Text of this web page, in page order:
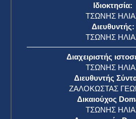
Ιδιοκτησία:
ΤΣΩΝΗΣ
Διευθυντής:
ΤΣΩΝΗΣ
Διαχειριστής
ΤΣΩΝΗΣ
Διευθυντής
ΖΑΛΟΚΩΣΤΑΣ
Δικαιούχος
ΤΣΩΝΗΣ